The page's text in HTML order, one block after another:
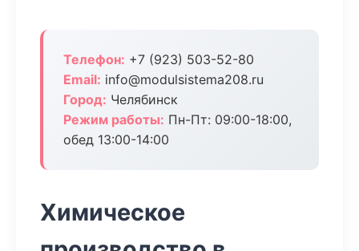
Телефон: +7 (923) 503-52-80
Email: info@modulsistema208.ru
Город: Челябинск
Режим работы: Пн-Пт: 09:00-18:00,
обед 13:00-14:00
Химическое